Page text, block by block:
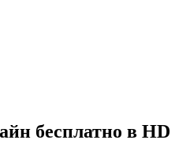
бесплатно в HD